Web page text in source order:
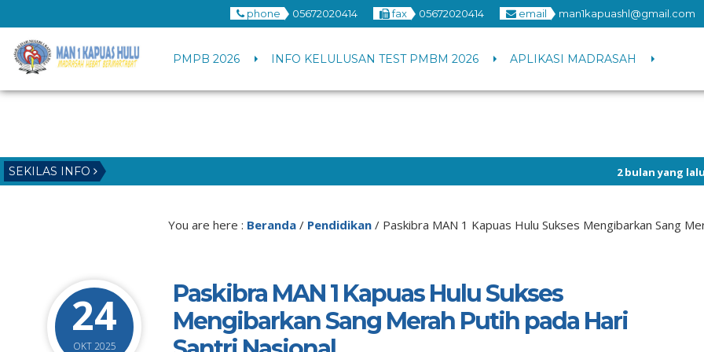
phone 05672020414 fax 05672020414 email man1kapuashl@gmail.com
PMPB 2026 INFO KELULUSAN TEST PMBM 2026 APLIKASI MADRASAH
SEKILAS INFO 2 bulan yang lalu/ Info
You are here : Beranda / Pendidikan / Paskibra MAN 1 Kapuas Hulu Sukses Mengibarkan Sang
24
OKT 2025
Paskibra MAN 1 Kapuas Hulu Sukses
Mengibarkan Sang Merah Putih pada Hari